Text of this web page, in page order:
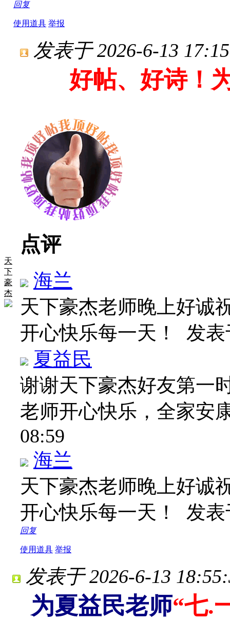
回复
使用道具 举报
天
下
豪
杰
发表于 2026-6-13
好帖、好诗！为
点评
海兰
天下豪杰老师晚上好诚
开心快乐每一天！ 发表
夏益民
谢谢天下豪杰好友第一
老师开心快乐，全家安
08:59
海兰
天下豪杰老师晚上好诚
开心快乐每一天！ 发表
回复
使用道具 举报
发表于 2026-6-13
为夏益民老师“七.